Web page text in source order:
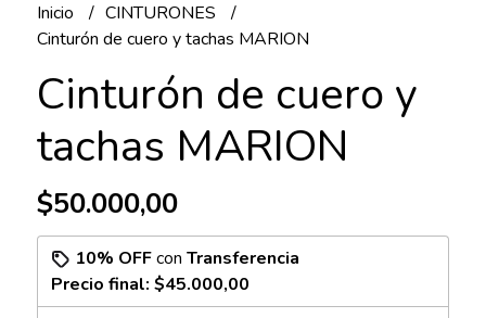
Inicio
CINTURONES
Cinturón de cuero y tachas MARION
Cinturón de cuero y
tachas MARION
$50.000,00
10% OFFcon Transferencia
Precio final: $45.000,00